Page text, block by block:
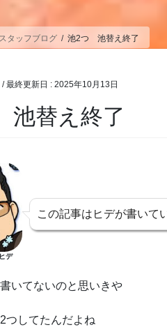
スタッフブログ 池2つ 池替え終了
/ 最終更新日 :2025年10月13日
替え終了
デ
この記事はヒデが書いて
いてないのと思いきや
つしてたんだよね